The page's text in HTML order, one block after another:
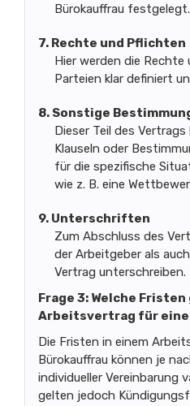
Bürokauffrau festgelegt.
7. Rechte und Pflichten
Hier werden die
Parteien klar definiert
8. Sonstige
Dieser Teil des
Klauseln oder
für die spezifische
wie z. B. eine
9. Unterschriften
Zum Abschluss des
der Arbeitgeber als
Vertrag unterschreiben.
Frage 3: Welche
Arbeitsvertrag für eine
Die Fristen in einem
Bürokauffrau können je
individueller Vereinbarung
gelten jedoch